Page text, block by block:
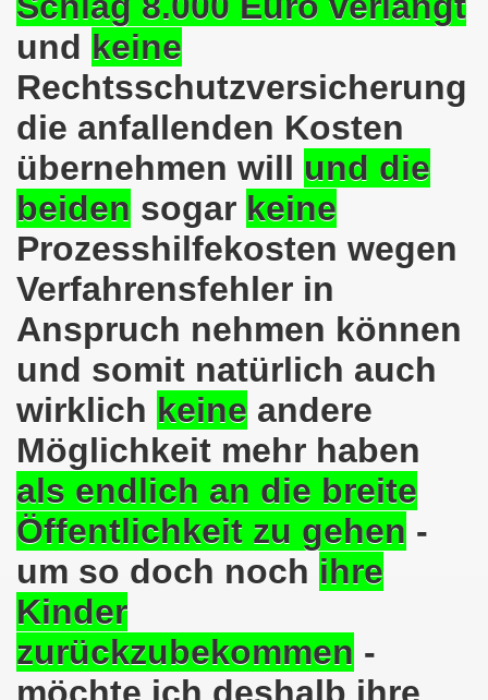
und keine
Rechtsschutzversicherung
die anfallenden Kosten
übernehmen will und die
beiden sogar keine
Prozesshilfekosten wegen
Verfahrensfehler in
Anspruch nehmen können
und somit natürlich auch
wirklich keine andere
Möglichkeit mehr haben
als endlich an die breite
Öffentlichkeit zu gehen -
um so doch noch ihre
Kinder
zurückzubekommen -
die Abwälzung der Krisenlasten auf unserem
in Gelsenkirchenen-Buer am 11.10.2021
Gelsenkirchener Montagsdemo-Bewegung am
auch wieder für die Landesliste der
am 13.09.2021 im direkten Gespräch -
solidarisch am 12.07.2021 mit Stefan Engel,
Bewegung Gelsenkirchen am 12.07.2021!
Bürger am 14.06.2021 müssen alle
Gelsenkirchener Montagsdemo-Bewegung am
Bewegung am 17.05.2021 setzt Zeichen der Solidarität
am 12.04.2021: Klare Kante gegen Corona-
als einer der Schwerpunkt-Themen am 12.04.2021 der
am 29.03.2021 mit großem Zuspruch -
Bewegung am 29.03.2021 steht konsequent
sendet kämpferische Grüße am 08.03.2021 zum